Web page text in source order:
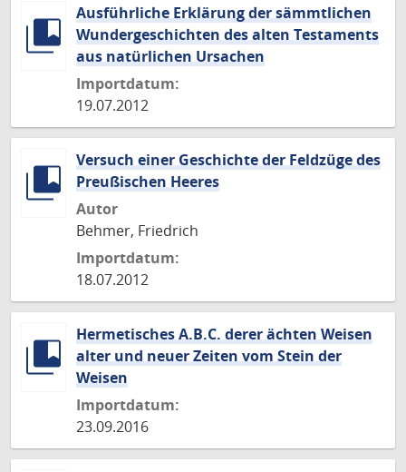
Ausführliche Erklärung der sämmtlichen
Wundergeschichten des alten Testaments
aus natürlichen Ursachen
Importdatum:
19.07.2012
Versuch einer Geschichte der Feldzüge des
Preußischen Heeres
Autor
Behmer, Friedrich
Importdatum:
18.07.2012
Hermetisches A.B.C. derer ächten Weisen
alter und neuer Zeiten vom Stein der
Weisen
Importdatum:
23.09.2016